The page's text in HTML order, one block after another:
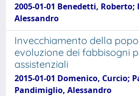
2005-01-01 Benedetti,
Alessandro
Invecchiamento della
evoluzione dei fabbisogni
assistenziali
2015-01-01 Domenico, Curcio;
Pandimiglio, Alessandro